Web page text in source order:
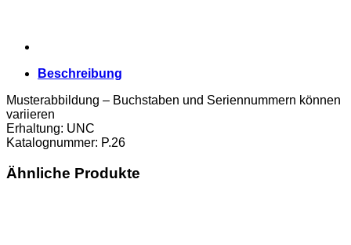
Beschreibung
Musterabbildung – Buchstaben und Seriennummern können
variieren
Erhaltung: UNC
Katalognummer: P.26
Ähnliche Produkte